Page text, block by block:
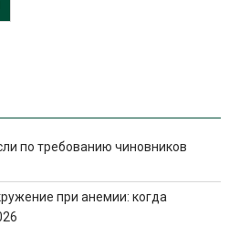
по требованию чиновников
при анемии: когда